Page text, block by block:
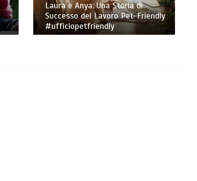
Laura e Anya: Una Storia di
Successo del Lavoro Pet-Friendly
#ufficiopetfriendly